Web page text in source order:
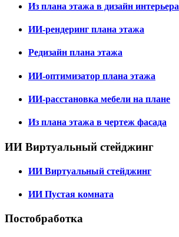
Из плана этажа в дизайн интерьера
ИИ-рендеринг плана этажа
Редизайн плана этажа
ИИ-оптимизатор плана этажа
ИИ-расстановка мебели на плане
Из плана этажа в чертеж фасада
ИИ Виртуальный стейджинг
ИИ Виртуальный стейджинг
ИИ Пустая комната
Постобработка